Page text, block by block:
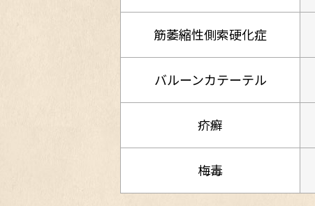
筋萎縮性側索硬化症
バルーンカテーテル
疥癬
梅毒